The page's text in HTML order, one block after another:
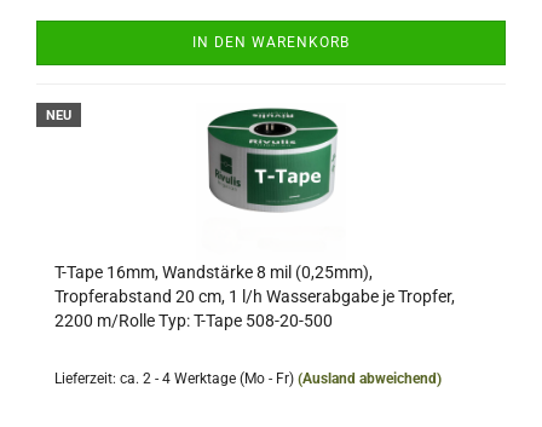
IN DEN WARENKORB
NEU
T-Tape 16mm, Wandstärke 8 mil (0,25mm),
Tropferabstand 20 cm, 1 l/h Wasserabgabe je Tropfer,
2200 m/Rolle Typ: T-Tape 508-20-500
Lieferzeit: ca. 2 - 4 Werktage (Mo - Fr) (Ausland abweichend)